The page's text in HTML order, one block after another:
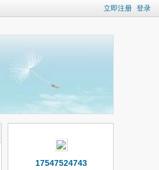
立即注册 登录
17547524743